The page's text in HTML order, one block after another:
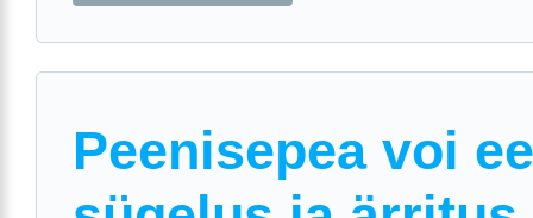
Peenisepea voi